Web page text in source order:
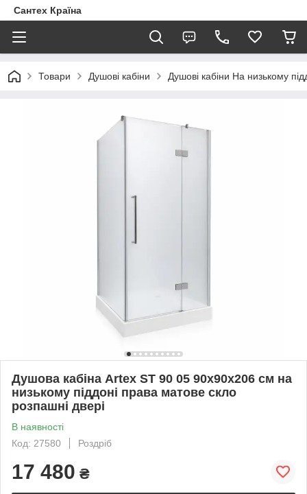
Сантех Країна
Товари Душові кабіни Душові кабіни На низькому
Душова кабіна Artex ST 90 05 90х90х206 см на
низькому піддоні права матове скло
розпашні двері
В наявності
Код: 27580
Роздріб
17 480 ₴